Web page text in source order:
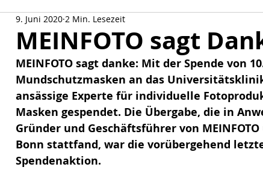
MEINFOTO sagt
9. Juni 2020 2 Min. Lesezeit
MEINFOTO sagt danke: Mit der Spende von
Mundschutzmasken an das
ansässige Experte für individuelle
Masken gespendet. Die Übergabe, die in
Gründer und Geschäftsführer von
Bonn stattfand, war die vorübergehend
Spendenaktion.